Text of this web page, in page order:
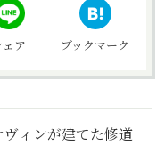
ェア ブックマーク
ィンが建てた修道